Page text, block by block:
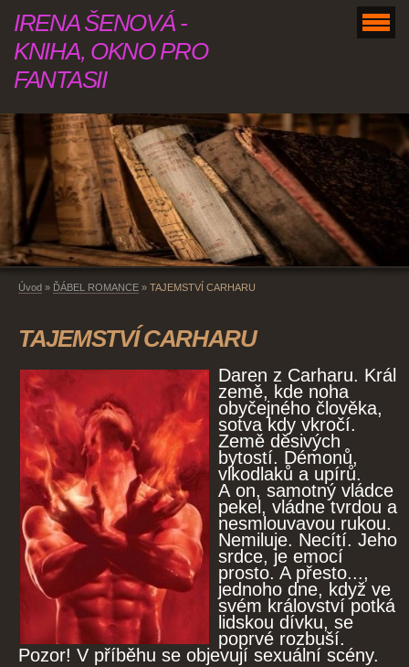
IRENA ŠENOVÁ -
KNIHA, OKNO PRO
FANTASII
Úvod » ĎÁBEL ROMANCE » TAJEMSTVÍ CARHARU
TAJEMSTVÍ CARHARU
Daren z Carharu. Král
země, kde noha
obyčejného člověka,
sotva kdy vkročí.
Země děsivých
bytostí. Démonů,
vlkodlaků a upírů.
A on, samotný vládce
pekel, vládne tvrdou a
nesmlouvavou rukou.
Nemiluje. Necítí. Jeho
srdce, je emocí
prosto. A přesto...,
jednoho dne, když ve
svém království potká
lidskou dívku, se
poprvé rozbuší.
Pozor! V příběhu se objevují sexuální scény.